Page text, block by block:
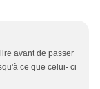
avant de passer
ce que celui- ci